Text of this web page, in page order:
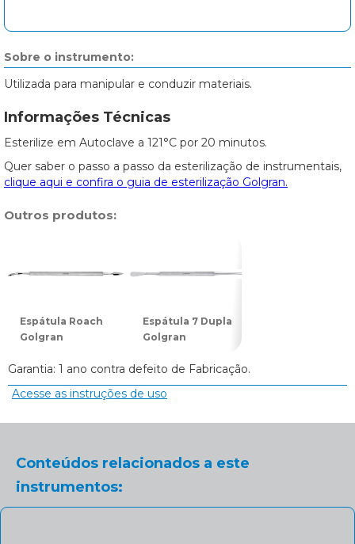
Sobre o instrumento:
Utilizada para manipular e conduzir materiais.
Informações Técnicas
Esterilize em Autoclave a 121°C por 20 minutos.
Quer saber o passo a passo da esterilização de instrumentais,
clique aqui e confira o guia de esterilização Golgran.
Outros produtos:
Espátula Roach
Golgran
Espátula 7 Dupla
Golgran
Garantia: 1 ano contra defeito de Fabricação.
Acesse as instruções de uso
Conteúdos relacionados a este
instrumentos: